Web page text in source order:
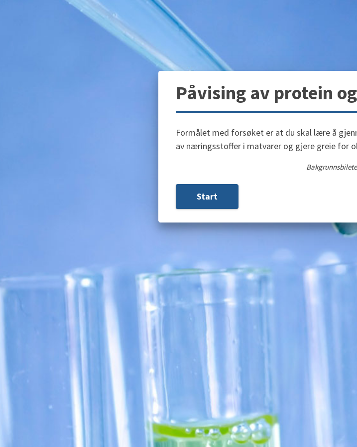
Påvising av protein
Formålet med forsøket er at du skal lære å
av næringsstoffer i matvarer og gjere greie for
Start